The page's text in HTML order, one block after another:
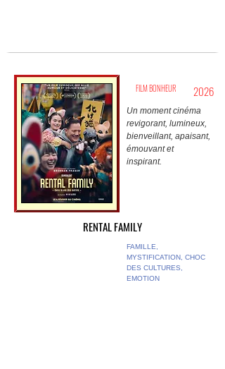
FILM BONHEUR 2026
Un moment cinéma
revigorant, lumineux,
bienveillant, apaisant,
émouvant et
inspirant.
RENTAL FAMILY
FAMILLE,
MYSTIFICATION, CHOC
DES CULTURES,
EMOTION